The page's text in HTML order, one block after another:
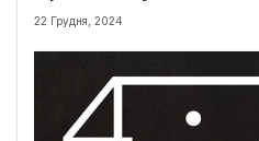
22 Грудня, 2024